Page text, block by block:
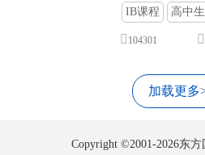
IB课程 高中生
104301
加载更多
Copyright ©2001-2026东